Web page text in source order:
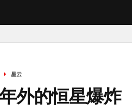
星云
外的恒星爆炸